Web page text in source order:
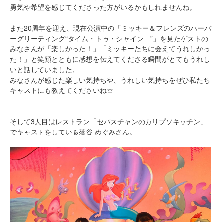
勇気や希望を感じてくださった方がいるかもしれませんね。
また20周年を迎え、現在公演中の「ミッキー＆フレンズのハーバ
ーグリーティング“タイム・トゥ・シャイン！”」を見たゲストの
みなさんが「楽しかった！」「ミッキーたちに会えてうれしかっ
た！」と笑顔とともに感想を伝えてくださる瞬間がとてもうれし
いと話していました。
みなさんが感じた楽しい気持ちや、うれしい気持ちをぜひ私たち
キャストにも教えてくださいね☆
そして3人目はレストラン「セバスチャンのカリプソキッチン」
でキャストをしている落谷 めぐみさん。